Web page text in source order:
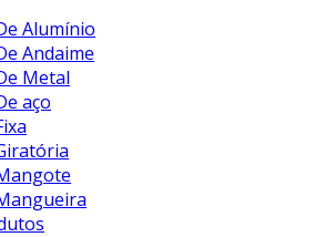
Alumínio
Andaime
Metal
aço